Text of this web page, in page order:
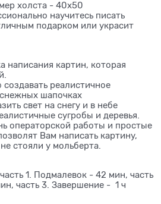
холста - 40х50
научитесь писать
подарком или украсит
картин, которая
реалистичное
шапочках
свет на снегу и в небе
сугробы и деревья.
операторской работы и простые
Вам написать картину,
стояли у мольберта.
1. Подмалевок - 42 мин, часть
часть 3. Завершение - 1 ч